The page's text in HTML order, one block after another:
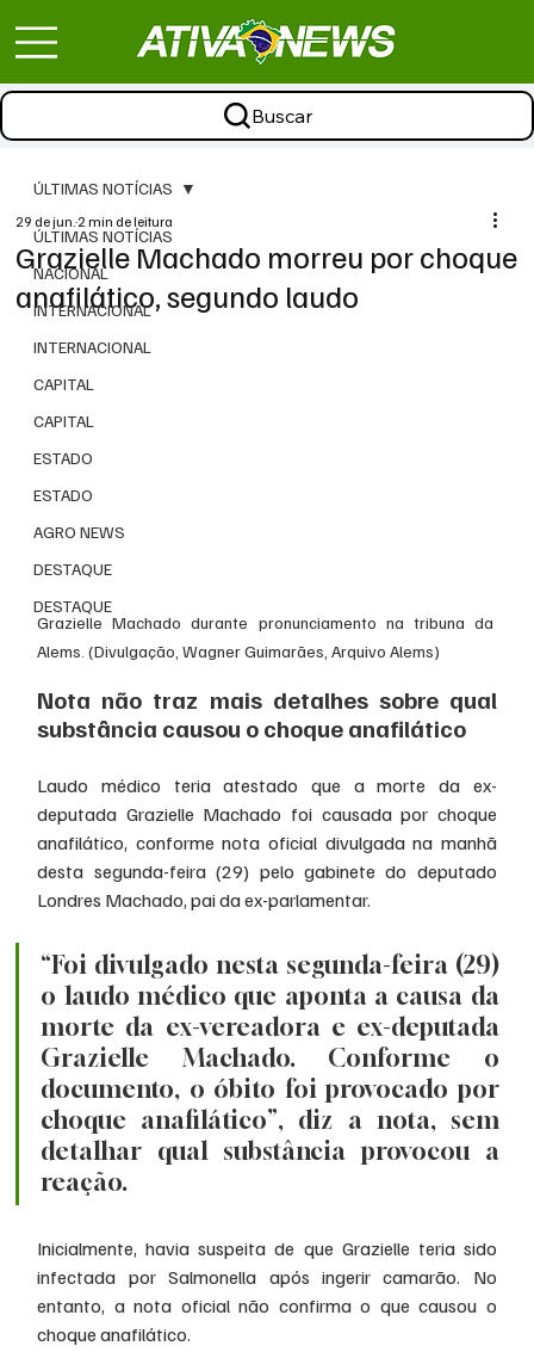
Buscar
ÚLTIMAS NOTÍCIAS
NACIONAL
INTERNACIONAL
INTERNACIONAL
CAPITAL
CAPITAL
ESTADO
ESTADO
AGRO NEWS
DESTAQUE
DESTAQUE
ÚLTIMAS NOTÍCIAS
Grazielle Machado morreu por choque
anafilático, segundo laudo
29 de jun.2 min de leitura
Grazielle Machado durante pronunciamento na tribuna da
Alems. (Divulgação, Wagner Guimarães, Arquivo Alems)
Nota não traz mais detalhes sobre qual
substância causou o choque anafilático
Laudo médico teria atestado que a morte da ex-
deputada Grazielle Machado foi causada por choque
anafilático, conforme nota oficial divulgada na manhã
desta segunda-feira (29) pelo gabinete do deputado
Londres Machado, pai da ex-parlamentar.
“Foi divulgado nesta segunda-feira (29)
o laudo médico que aponta a causa da
morte da ex-vereadora e ex-deputada
Grazielle Machado. Conforme o
documento, o óbito foi provocado por
choque anafilático”, diz a nota, sem
detalhar qual substância provocou a
reação.
Inicialmente, havia suspeita de que Grazielle teria sido
infectada por Salmonella após ingerir camarão. No
entanto, a nota oficial não confirma o que causou o
choque anafilático.